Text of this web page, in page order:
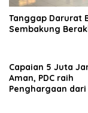
Tanggap Darurat
Sembakung
Capaian 5 Juta
Aman, PDC raih
Penghargaan dari